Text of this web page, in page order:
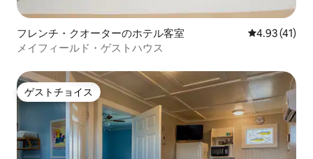
フレンチ・クオーターのホテル客室 レビュー41
4.93 (41)
メイフィールド・ゲストハウス
ゲストチョイス
ゲストチョイス